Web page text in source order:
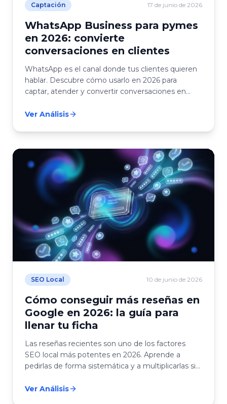
Captación 17 de junio de 2026
WhatsApp Business para pymes
en 2026: convierte
conversaciones en clientes
WhatsApp es el canal donde tus clientes quieren
hablar. Descubre cómo usarlo en 2026 para
captar, atender y convertir conversaciones en
Ver Análisis
SEO Local 10 de junio de 2026
Cómo conseguir más reseñas en
Google en 2026: la guía para
llenar tu ficha
Las reseñas recientes son uno de los factores
SEO local más potentes en 2026. Aprende a
pedirlas de forma sistemática y a multiplicarlas sin
Ver Análisis